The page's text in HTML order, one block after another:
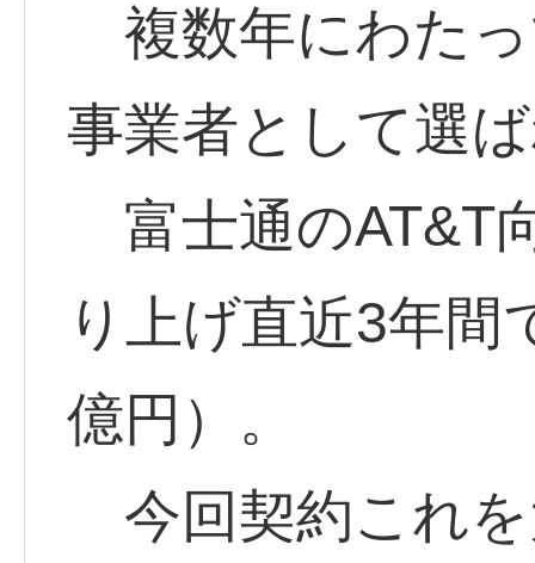
複数年にわた
事業者として選
富士通のAT&T
り上げ直近3年間
億円）。
今回契約これ